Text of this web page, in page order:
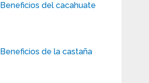
Beneficios del cacahuate
Beneficios de la castaña